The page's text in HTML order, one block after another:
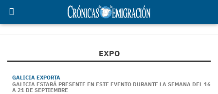
EXPO
GALICIA EXPORTA
GALICIA ESTARÁ PRESENTE EN ESTE EVENTO DURANTE LA SEMANA DEL 16
A 21 DE SEPTIEMBRE